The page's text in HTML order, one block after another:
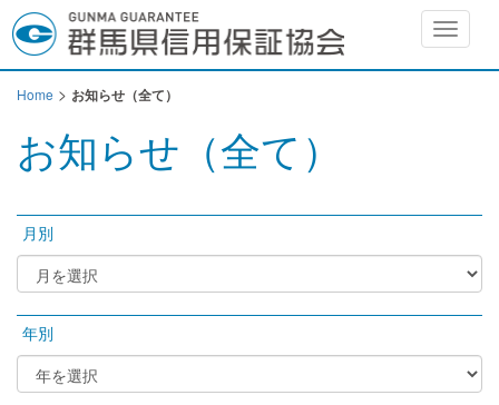
Toggle
Home > お知らせ（全て）
お知らせ（全て）
月別
年別